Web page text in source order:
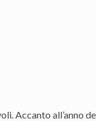
Accanto all’anno